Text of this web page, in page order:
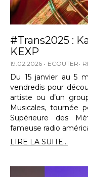
#Trans2025 :
KEXP
19.02.2026 ECOUTER
Du 15 janvier au 5
vendredis pour
artiste ou d’un
Musicales, tournée
Supérieure des
fameuse radio
LIRE LA SUITE...